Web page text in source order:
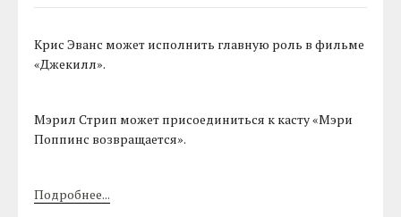
Крис Эванс может исполнить главную роль в фильме
«Джекилл».
Мэрил Стрип может присоединиться к касту «Мэри
Поппинс возвращается».
Подробнее...